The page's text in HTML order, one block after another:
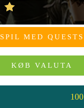
SPIL MED QUESTS
KØB VALUTA
100